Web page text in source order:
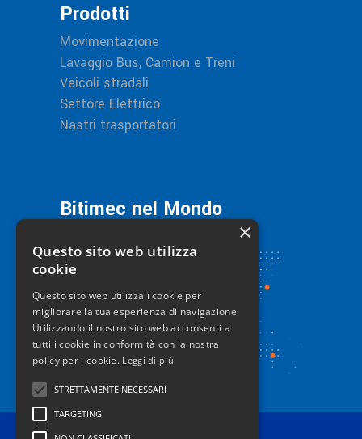
Prodotti
Movimentazione
Lavaggio Bus, Camion e Treni
Veicoli stradali
Settore Elettrico
Nastri trasportatori
Bitimec nel Mondo
×
Questo sito web utilizza
cookie
Questo sito web utilizza i cookie per
migliorare la tua esperienza di navigazione.
Utilizzando il nostro sito web acconsenti a
tutti i cookie in conformità con la nostra
policy per i cookie. Leggi di più
STRETTAMENTE NECESSARI
TARGETING